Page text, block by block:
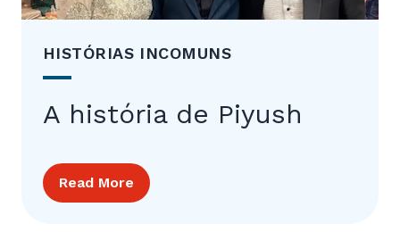
HISTÓRIAS INCOMUNS
A história de Piyush
Read More